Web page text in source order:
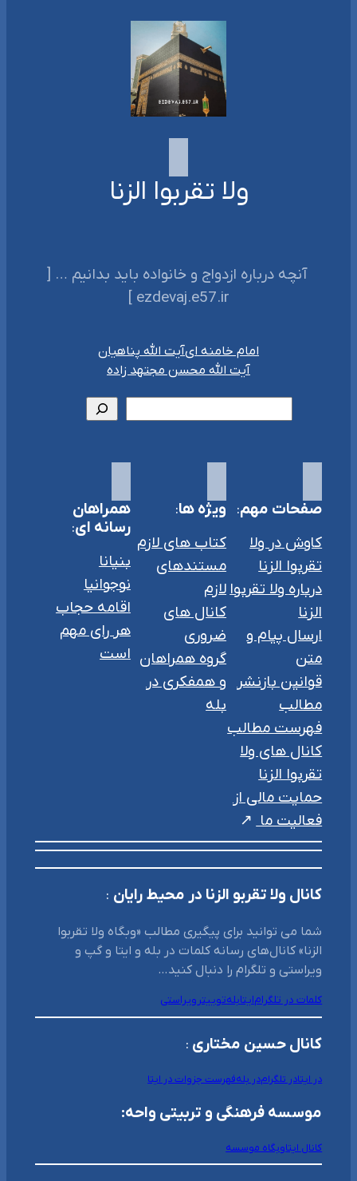
ولا تقربوا الزنا
‌‌‌ آنچه درباره ازدواج و خانواده باید بدانیم … [
ezdevaj.e57.ir ]‌
امام خامنه ایآیت الله پناهیان
آیت الله محسن مجتهد زاده
صفحات مهم:
کاوش در ولا
تقربوا الزنا
درباره ولا تقربوا
الزنا
ارسال پیام و
متن
قوانین بازنشر
مطالب
فهرست مطالب
کانال های ولا
تقربوا الزنا
حمایت مالی از
فعالیت ما
ویژه ها:
کتاب های لازم
مستندهای
لازم
کانال های
ضروری
گروه همراهان
و همفکری در
بله
همراهان
رسانه ای:
بنیانا
نوجوانیا
اقامه حجاب
هر رای مهم
است
کانال ولا تقربو الزنا در محیط رایان :
شما می توانید برای پیگیری مطالب «وبگاه ولا تقربوا
الزنا» کانال‌های رسانه کلمات در بله و ایتا و گپ و
ویراستی و تلگرام را دنبال کنید…
کلمات در تلگرامایتابلهتوییتر ویراستی
کانال حسین مختاری :
در ایتادر تلگرامدر بلهفهرست جزوات در ایتا
موسسه فرهنگی و تربیتی واحه:
کانال ایتاوبگاه موسسه